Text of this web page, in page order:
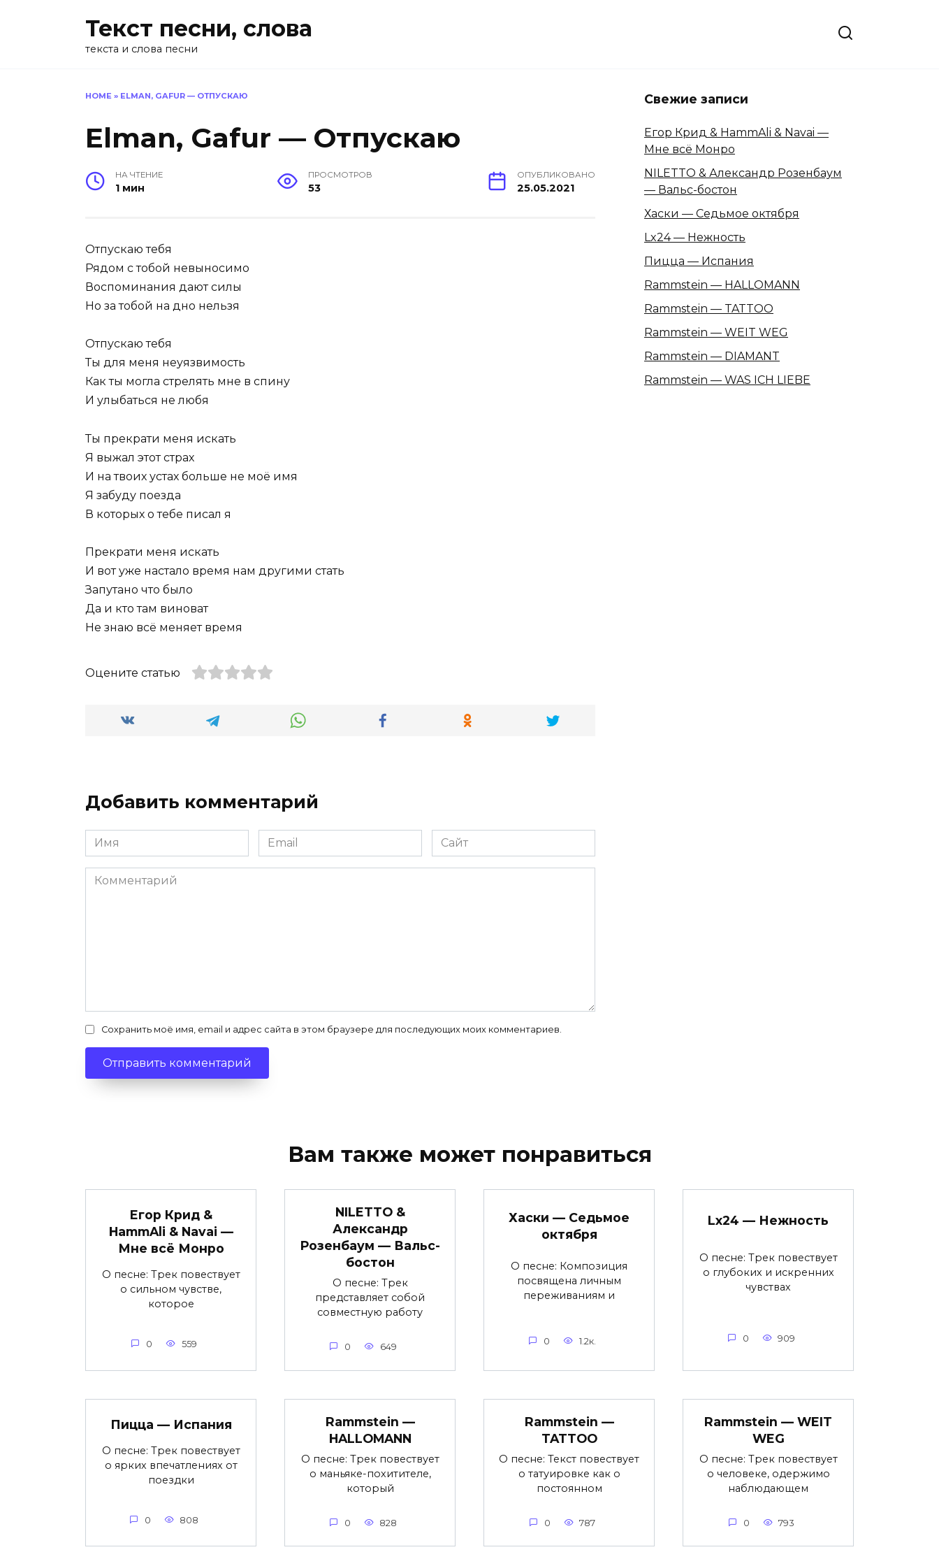
Текст песни, слова
текста и слова песни
HOME » ELMAN, GAFUR — ОТПУСКАЮ
Elman, Gafur — Отпускаю
НА ЧТЕНИЕ
1 мин
ПРОСМОТРОВ
53
ОПУБЛИКОВАНО
25.05.2021
Отпускаю тебя
Рядом с тобой невыносимо
Воспоминания дают силы
Но за тобой на дно нельзя
Отпускаю тебя
Ты для меня неуязвимость
Как ты могла стрелять мне в спину
И улыбаться не любя
Ты прекрати меня искать
Я выжал этот страх
И на твоих устах больше не моё имя
Я забуду поезда
В которых о тебе писал я
Прекрати меня искать
И вот уже настало время нам другими стать
Запутано что было
Да и кто там виноват
Не знаю всё меняет время
Оцените статью
Добавить комментарий
Имя
*
Email
*
Сайт
Комментарий
Сохранить моё имя, email и адрес сайта в этом браузере для последующих моих комментариев.
Свежие записи
Егор Крид & HammAli & Navai —
Мне всё Монро
NILETTO & Александр Розенбаум
— Вальс-бостон
Хаски — Седьмое октября
Lx24 — Нежность
Пицца — Испания
Rammstein — HALLOMANN
Rammstein — TATTOO
Rammstein — WEIT WEG
Rammstein — DIAMANT
Rammstein — WAS ICH LIEBE
Вам также может понравиться
Егор Крид &
HammAli & Navai —
Мне всё Монро
О песне: Трек повествует
о сильном чувстве,
которое
0 559
NILETTO &
Александр
Розенбаум — Вальс-
бостон
О песне: Трек
представляет собой
совместную работу
0 649
Хаски — Седьмое
октября
О песне: Композиция
посвящена личным
переживаниям и
0 1.2к.
Lx24 — Нежность
О песне: Трек повествует
о глубоких и искренних
чувствах
0 909
Пицца — Испания
О песне: Трек повествует
о ярких впечатлениях от
поездки
0 808
Rammstein —
HALLOMANN
О песне: Трек повествует
о маньяке-похитителе,
который
0 828
Rammstein —
TATTOO
О песне: Текст повествует
о татуировке как о
постоянном
0 787
Rammstein — WEIT
WEG
О песне: Трек повествует
о человеке, одержимо
наблюдающем
0 793